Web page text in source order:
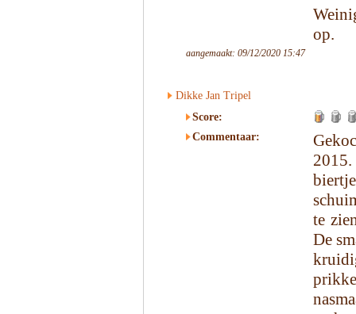
op.
aangemaakt: 09/12/2020 15:47
Dikke Jan Tripel
Score:
Commentaar:
te
De